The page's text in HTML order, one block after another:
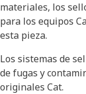
materiales, los
para los equipos
esta pieza.
Los sistemas de
de fugas y
originales Cat.